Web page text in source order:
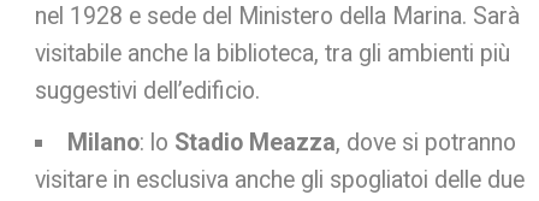
nel 1928 e sede del Ministero della Marina. Sarà
visitabile anche la biblioteca, tra gli ambienti più
suggestivi dell’edificio.
Milano: lo Stadio Meazza, dove si potranno
visitare in esclusiva anche gli spogliatoi delle due